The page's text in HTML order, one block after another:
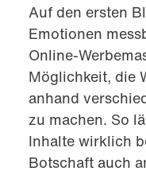
Auf den ersten
Emotionen
Online-
Möglichkeit, die
anhand
zu machen. So
Inhalte wirklich
Botschaft auch